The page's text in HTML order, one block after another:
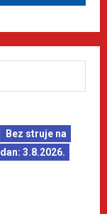
Bez struje na
dan: 3.8.2026.